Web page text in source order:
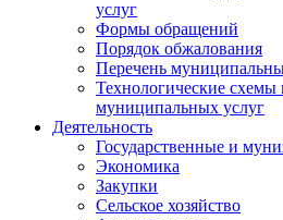
услуг
Формы обращений
Порядок обжалования
Перечень
Технологические схемы
муниципальных услуг
Деятельность
Государственные и
Экономика
Закупки
Сельское хозяйство